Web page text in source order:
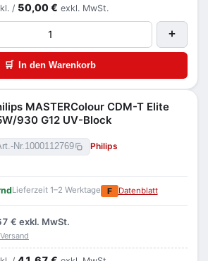
/ 50,00 € exkl. MwSt.
+
🛒 In den Warenkorb
MASTERColour CDM-T Elite
930 G12 UV-Block
Nr. 1000112769 Philips
Lieferzeit 1–2 Werktage F Datenblatt
€ exkl. MwSt.